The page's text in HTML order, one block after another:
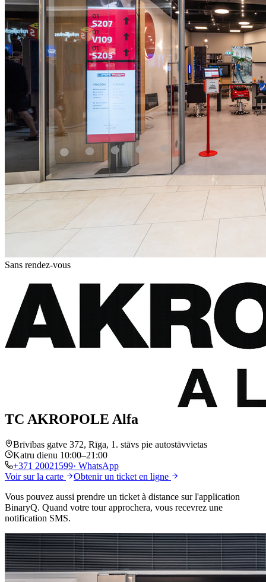
Sans rendez-vous
TC AKROPOLE Alfa
Brīvības gatve 372, Rīga, 1. stāvs pie autostāvvietas
Katru dienu 10:00–21:00
+371 20021599· WhatsApp
Voir sur la carte
Obtenir un ticket en ligne
Vous pouvez aussi prendre un ticket à distance sur l'application
BinaryQ. Quand votre tour approchera, vous recevrez une
notification SMS.